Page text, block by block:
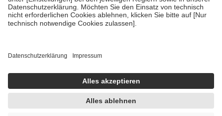
• empfohlenen Schutzimpfungen
• Harn- und Blutteststreifen
getroffen, um sicherzustellen, dass es sich um echte Bewertungen
https://help.etrusted.com/hc/de/articles/4419944605341
Einige Bilder und Inhalte wurden unter Zuhilfenahme künstlicher